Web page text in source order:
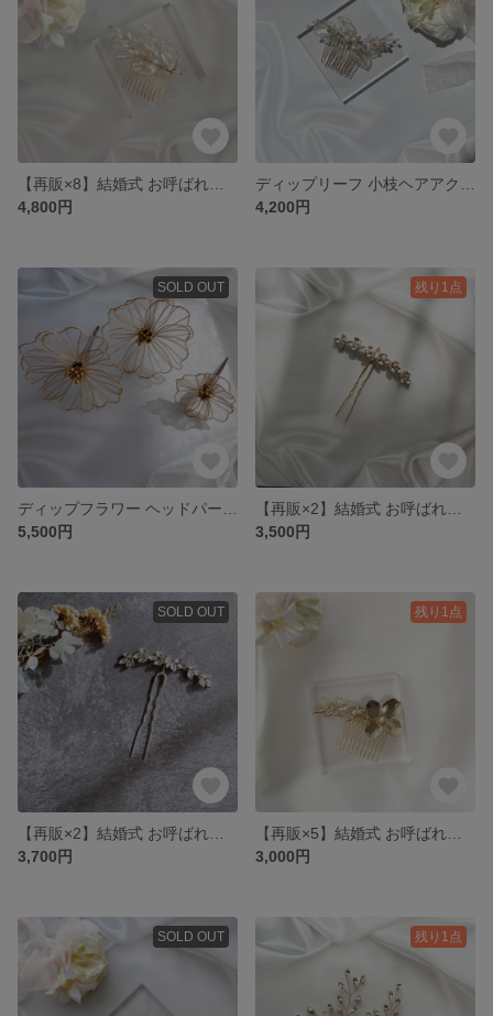
4,800円
4,200円
SOLD OUT
5,500円
残り1点
3,500円
SOLD OUT
3,700円
残り1点
3,000円
SOLD OUT 残り1点